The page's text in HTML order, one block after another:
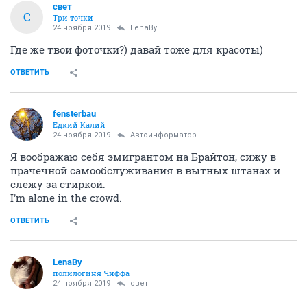
С
свет
Три точки
24 ноября 2019 LenaBy
Где же твои фоточки?) давай тоже для красоты)
ОТВЕТИТЬ
fensterbau
Едкий Калий
24 ноября 2019 Автоинформатор
Я воображаю себя эмигрантом на Брайтон, сижу в
прачечной самообслуживания в вытных штанах и
слежу за стиркой.
I'm alone in the crowd.
ОТВЕТИТЬ
LenaBy
полилогиня Чиффа
24 ноября 2019 свет